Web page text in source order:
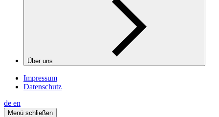
Über uns
Impressum
Datenschutz
de en
Menü schließen